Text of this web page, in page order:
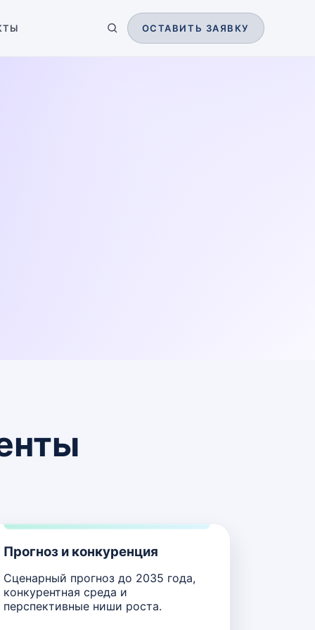
ОСТАВИТЬ ЗАЯВКУ
Прогноз и конкуренция
Сценарный прогноз до 2035 года,
конкурентная среда и
перспективные ниши роста.